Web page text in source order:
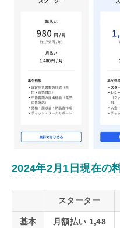
2024年2月1日現在の
スターター
基本
月額払い 1,48